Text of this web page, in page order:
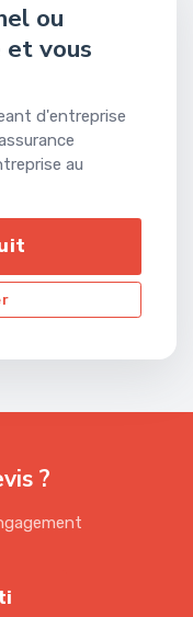
ou
vous
d'entreprise
au
?